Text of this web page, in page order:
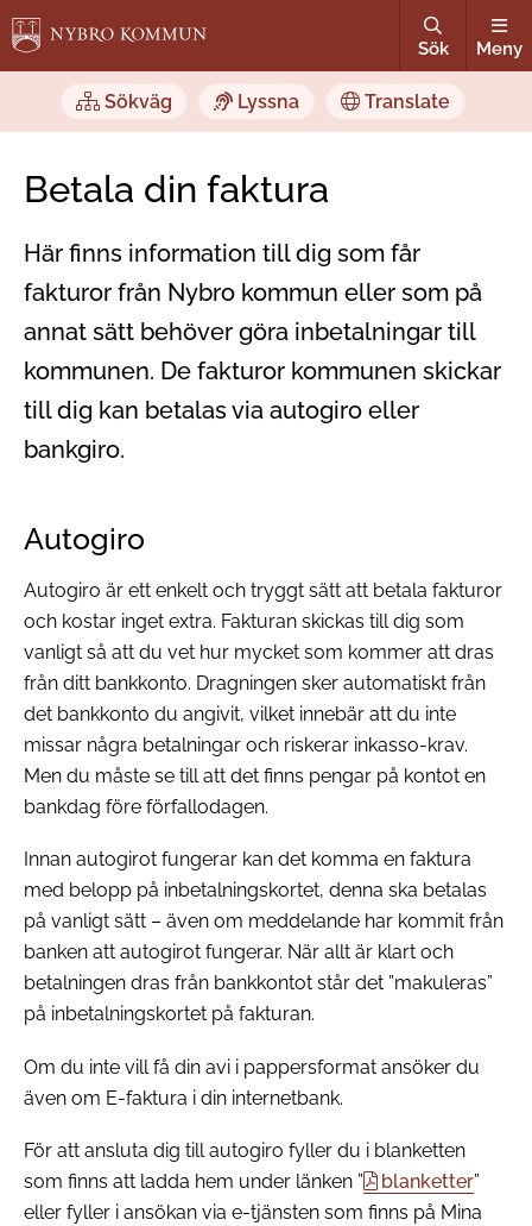
Sök Meny
Sökväg Lyssna Translate
Betala din faktura
Här finns information till dig som får
fakturor från Nybro kommun eller som på
annat sätt behöver göra inbetalningar till
kommunen. De fakturor kommunen skickar
till dig kan betalas via autogiro eller
bankgiro.
Autogiro
Autogiro är ett enkelt och tryggt sätt att betala fakturor
och kostar inget extra. Fakturan skickas till dig som
vanligt så att du vet hur mycket som kommer att dras
från ditt bankkonto. Dragningen sker automatiskt från
det bankkonto du angivit, vilket innebär att du inte
missar några betalningar och riskerar inkasso-krav.
Men du måste se till att det finns pengar på kontot en
bankdag före förfallodagen.
Innan autogirot fungerar kan det komma en faktura
med belopp på inbetalningskortet, denna ska betalas
på vanligt sätt – även om meddelande har kommit från
banken att autogirot fungerar. När allt är klart och
betalningen dras från bankkontot står det ”makuleras”
på inbetalningskortet på fakturan.
Om du inte vill få din avi i pappersformat ansöker du
även om E-faktura i din internetbank.
För att ansluta dig till autogiro fyller du i blanketten
som finns att ladda hem under länken ”
blanketter”
eller fyller i ansökan via e-tjänsten som finns på Mina